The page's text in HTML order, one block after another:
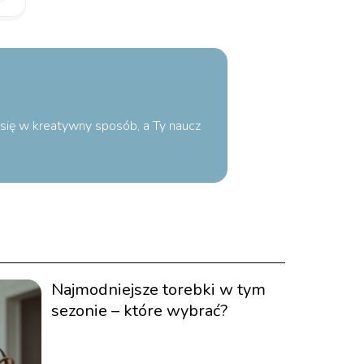
w kreatywny sposób, a Ty naucz
Najmodniejsze torebki w tym
sezonie – które wybrać?